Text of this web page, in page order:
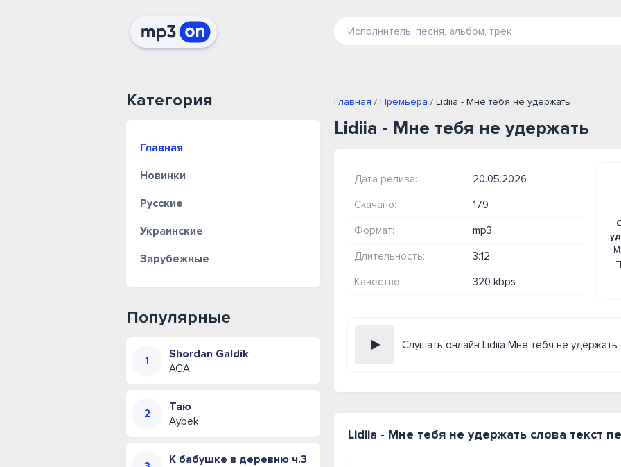
Категория
Главная
Новинки
Русские
Украинские
Зарубежные
Популярные
Shordan Galdik
AGA
Таю
Aybek
К бабушке в деревню ч.3
Главная / Премьера / Lidiia - Мне тебя не удержать
Lidiia - Мне тебя не удержать
Дата релиза: 20.05.2026
Скачано: 179
Формат: mp3
Длительность: 3:12
Качество: 320 kbps
Слушать онлайн Lidiia Мне тебя не удержать
Lidiia - Мне тебя не удержать слова текст